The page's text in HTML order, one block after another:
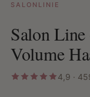
SALONLINIE
Salon
Volume
4,9 ·